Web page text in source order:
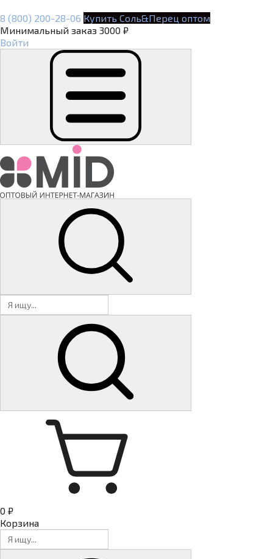
8 (800) 200-28-06 Купить Соль&Перец оптом
Минимальный заказ 3000 ₽
Войти
0 ₽
Корзина